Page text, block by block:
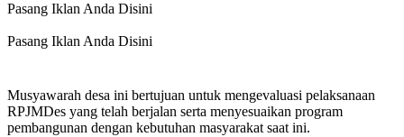
Pasang Iklan Anda Disini
Pasang Iklan Anda Disini
Musyawarah desa ini bertujuan untuk mengevaluasi pelaksanaan
RPJMDes yang telah berjalan serta menyesuaikan program
pembangunan dengan kebutuhan masyarakat saat ini.